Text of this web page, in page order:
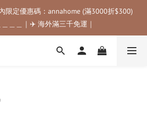
限定優惠碼：annahome (滿3000折$300)
＿＿＿｜✈️ 海外滿三千免運｜
限定優惠碼：annahome (滿3000折$300)
＿＿＿｜✈️ 海外滿三千免運｜
滿$500最高可折$50｜滿$1000最高可折
＿＿＿｜✈️ 海外滿三千免運｜